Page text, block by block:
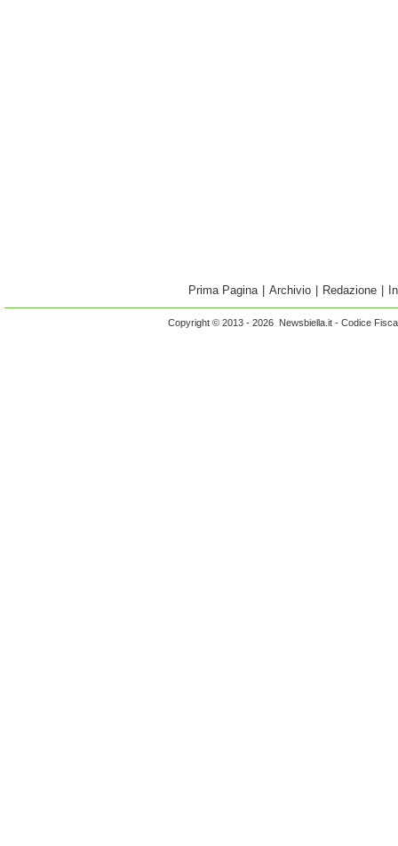
Prima Pagina Archivio Redazione
Copyright © 2013 - 2026 Newsbiella.it - Codice